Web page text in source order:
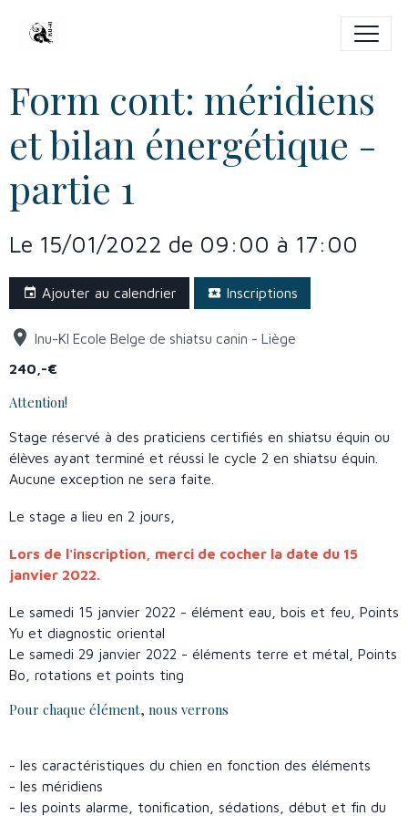
Form cont: méridiens
et bilan énergétique -
partie 1
Le 15/01/2022 de 09:00 à 17:00
Ajouter au calendrier Inscriptions
Inu-KI Ecole Belge de shiatsu canin - Liège
240,-€
Attention!
Stage réservé à des praticiens certifiés en shiatsu équin ou
élèves ayant terminé et réussi le cycle 2 en shiatsu équin.
Aucune exception ne sera faite.
Le stage a lieu en 2 jours,
Lors de l'inscription, merci de cocher la date du 15
janvier 2022.
Le samedi 15 janvier 2022 - élément eau, bois et feu, Points
Yu et diagnostic oriental
Le samedi 29 janvier 2022 - éléments terre et métal, Points
Bo, rotations et points ting
Pour chaque élément, nous verrons
- les caractéristiques du chien en fonction des éléments
- les méridiens
- les points alarme, tonification, sédations, début et fin du